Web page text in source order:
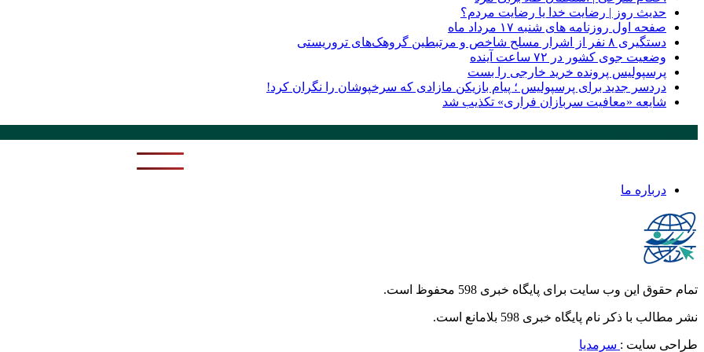
حدیث روز | رضایت خدا یا رضایت مردم؟
صفحه اول روزنامه‌ های شنبه ۱۷ مرداد ماه
دستگیری ۸ نفر از اشرار مسلح شاخص و مرتبطین گروهک‌های تروریستی
وضعیت جوی کشور در ۷۲ ساعت آینده
پرسپولیس پرونده خرید خارجی را بست
دردسر جدید برای پرسپولیس ؛ پیام بازیکن مازادی که سرخپوشان را نگران کرد!
شایعه «معافیت سربازان فراری» تکذیب شد
درباره ما
تمام حقوق این وب سایت برای پایگاه خبری 598 محفوظ است.
نشر مطالب با ذکر نام پایگاه خبری 598 بلامانع است.
طراحی سایت : سرمدیا